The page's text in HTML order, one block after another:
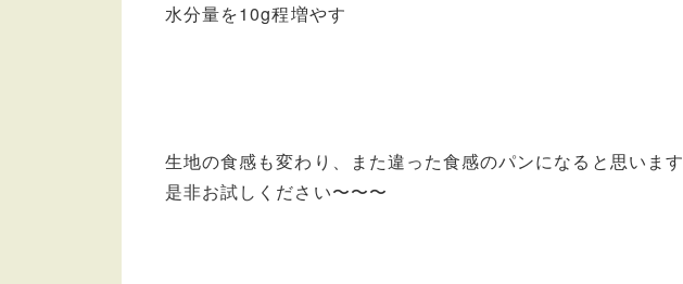
水分量を10g程増やす
生地の食感も変わり、また違った食感のパンになると思います
是非お試しください〜〜〜